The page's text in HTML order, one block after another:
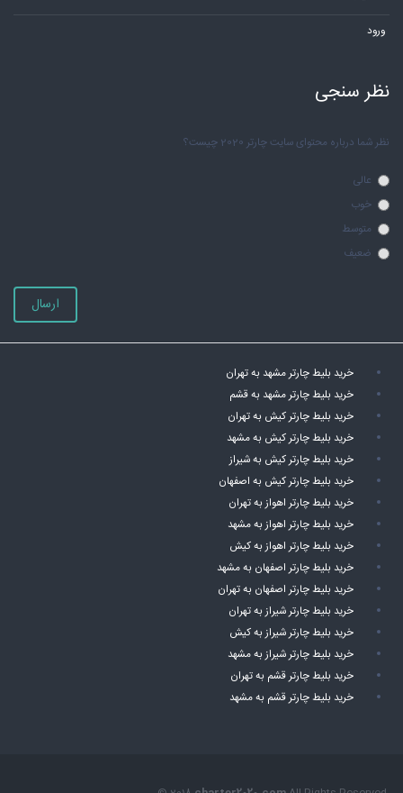
ورود
نظر سنجی
نظر شما درباره محتوای سایت چارتر 2020 چیست؟
عالی
خوب
متوسط
ضعیف
ارسال
خرید بلیط چارتر مشهد به تهران
خرید بلیط چارتر مشهد به قشم
خرید بلیط چارتر کیش به تهران
خرید بلیط چارتر کیش به مشهد
خرید بلیط چارتر کیش به شیراز
خرید بلیط چارتر کیش به اصفهان
خرید بلیط چارتر اهواز به تهران
خرید بلیط چارتر اهواز به مشهد
خرید بلیط چارتر اهواز به کیش
خرید بلیط چارتر اصفهان به مشهد
خرید بلیط چارتر اصفهان به تهران
خرید بلیط چارتر شیراز به تهران
خرید بلیط چارتر شیراز به کیش
خرید بلیط چارتر شیراز به مشهد
خرید بلیط چارتر قشم به تهران
خرید بلیط چارتر قشم به مشهد